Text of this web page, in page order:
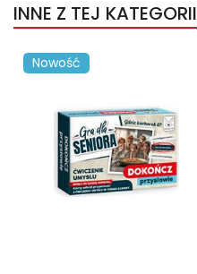
INNE Z TEJ KATEGORII
Nowość